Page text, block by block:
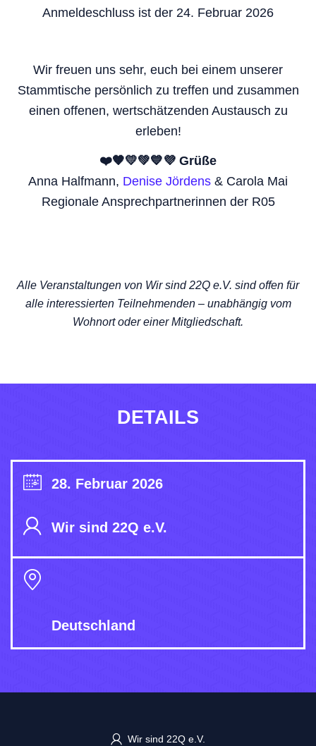
Anmeldeschluss ist der 24. Februar 2026
Wir freuen uns sehr, euch bei einem unserer
Stammtische persönlich zu treffen und zusammen
einen offenen, wertschätzenden Austausch zu
erleben!
❤️🧡💛💚💙💜 Grüße
Anna Halfmann, Denise Jördens & Carola Mai
Regionale Ansprechpartnerinnen der R05
Alle Veranstaltungen von Wir sind 22Q e.V. sind offen für
alle interessierten Teilnehmenden – unabhängig vom
Wohnort oder einer Mitgliedschaft.
DETAILS
28. Februar 2026
Wir sind 22Q e.V.
Deutschland
Wir sind 22Q e.V.